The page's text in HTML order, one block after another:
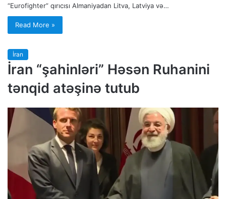
“Eurofighter” qırıcısı Almaniyadan Litva, Latviya və…
Read More »
İran
İran “şahinləri” Həsən Ruhanini
tənqid atəşinə tutub